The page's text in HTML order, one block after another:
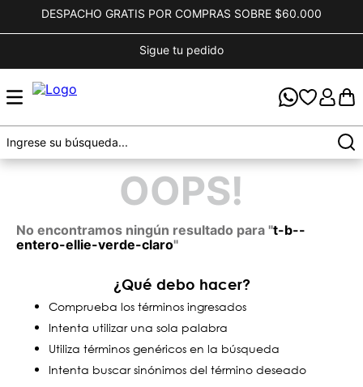
DESPACHO GRATIS POR COMPRAS SOBRE $60.000
Sigue tu pedido
OOPS!
No encontramos ningún resultado para "t-b--
entero-ellie-verde-claro"
¿Qué debo hacer?
Comprueba los términos ingresados
Intenta utilizar una sola palabra
Utiliza términos genéricos en la búsqueda
Intenta buscar sinónimos del término deseado